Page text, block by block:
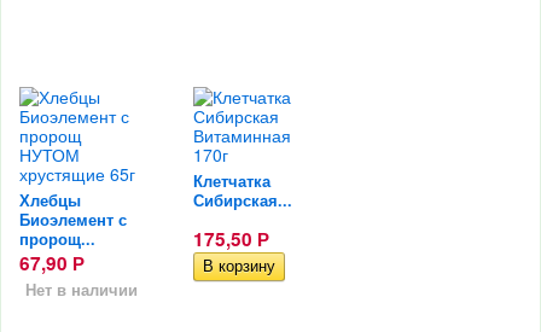
Хлебцы
Биоэлемент с
пророщ...
67,90 Р
Нет в наличии
Клетчатка
Сибирская...
175,50 Р